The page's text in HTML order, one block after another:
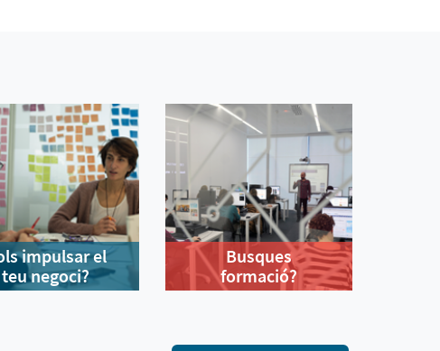
impulsar el
teu negoci?
Busques
formació?